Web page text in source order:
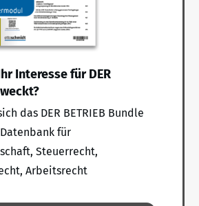
Interesse für DER
das DER BETRIEB Bundle
für
Steuerrecht,
Arbeitsrecht